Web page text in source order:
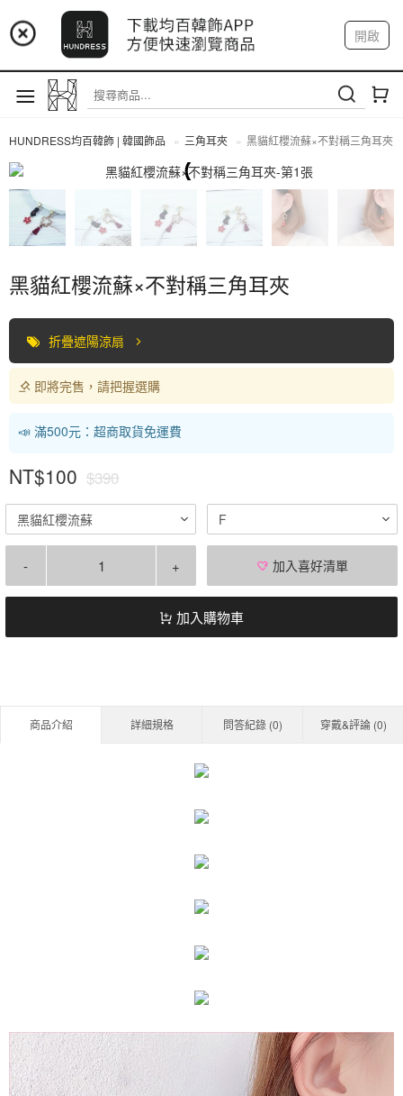
📢 市集預告：9/4-9/6 淡水捷運站
📢 市集預告：9/12-9/13 八里海巡基地
📢 市集預告：8/22-8/23 桃園青埔置地廣場
開啟
註冊 我的帳戶
HUNDRESS均百韓飾 | 韓國飾品 三角耳夾 黑貓紅櫻流蘇×不對稱三角耳夾
黑貓紅櫻流蘇×不對稱三角耳夾
折疊遮陽涼扇
即將完售，請把握選購
📣 滿500元：超商取貨免運費
NT$100 $390
黑貓紅櫻流蘇 F
- + 加入喜好清單
加入購物車
商品介紹 詳細規格 問答紀錄 (0) 穿戴&評論 (0)